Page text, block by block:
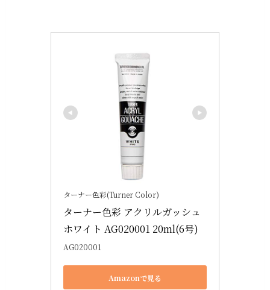
ターナー色彩(Turner Color)
ターナー色彩 アクリルガッシュ
ホワイト AG020001 20ml(6号)
AG020001
Amazonで見る